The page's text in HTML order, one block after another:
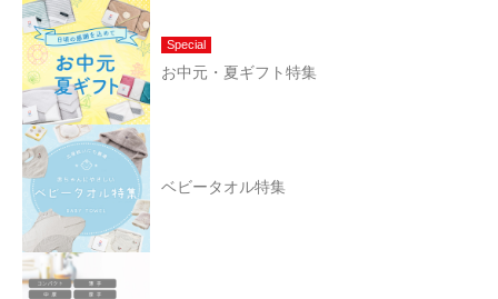
Special
お中元・夏ギフト特集
ベビータオル特集